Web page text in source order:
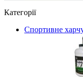
Категорії
Спортивне